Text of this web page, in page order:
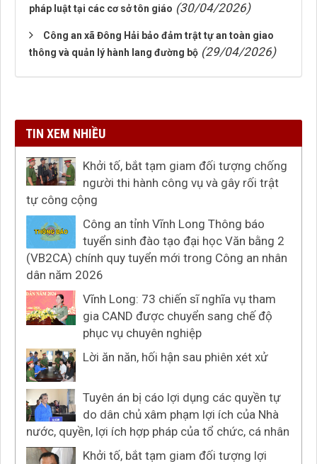
pháp luật tại các cơ sở tôn giáo (30/04/2026)
Công an xã Đông Hải bảo đảm trật tự an toàn giao
thông và quản lý hành lang đường bộ (29/04/2026)
TIN XEM NHIỀU
Khởi tố, bắt tạm giam đối tượng chống
người thi hành công vụ và gây rối trật
tự công cộng
Công an tỉnh Vĩnh Long Thông báo
tuyển sinh đào tạo đại học Văn bằng 2
(VB2CA) chính quy tuyển mới trong Công an nhân
dân năm 2026
Vĩnh Long: 73 chiến sĩ nghĩa vụ tham
gia CAND được chuyển sang chế độ
phục vụ chuyên nghiệp
Lời ăn năn, hối hận sau phiên xét xử
Tuyên án bị cáo lợi dụng các quyền tự
do dân chủ xâm phạm lợi ích của Nhà
nước, quyền, lợi ích hợp pháp của tổ chức, cá nhân
Khởi tố, bắt tạm giam đối tượng lợi